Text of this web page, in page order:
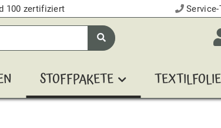
100 zertifiziert
STOFFPAKETE